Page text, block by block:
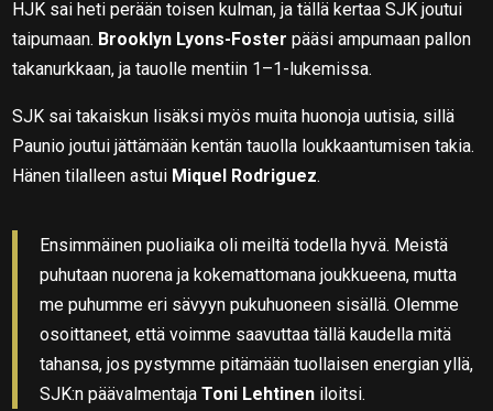
HJK sai heti perään toisen kulman, ja tällä kertaa SJK joutui
taipumaan. Brooklyn Lyons-Foster pääsi ampumaan pallon
takanurkkaan, ja tauolle mentiin 1–1-lukemissa.
SJK sai takaiskun lisäksi myös muita huonoja uutisia, sillä
Paunio joutui jättämään kentän tauolla loukkaantumisen takia.
Hänen tilalleen astui Miquel Rodriguez.
Ensimmäinen puoliaika oli meiltä todella hyvä. Meistä
puhutaan nuorena ja kokemattomana joukkueena, mutta
me puhumme eri sävyyn pukuhuoneen sisällä. Olemme
osoittaneet, että voimme saavuttaa tällä kaudella mitä
tahansa, jos pystymme pitämään tuollaisen energian yllä,
SJK:n päävalmentajaToni Lehtinen iloitsi.